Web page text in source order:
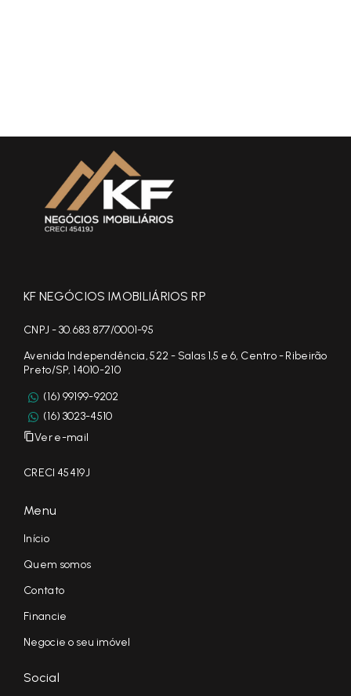
KF NEGÓCIOS IMOBILIÁRIOS RP
CNPJ - 30.683.877/0001-95
Avenida Independência, 522 - Salas 1,5 e 6, Centro - Ribeirão
Preto/SP, 14010-210
(16) 99199-9202
(16) 3023-4510
Ver e-mail
CRECI 45419J
Menu
Início
Quem somos
Contato
Financie
Negocie o seu imóvel
Social